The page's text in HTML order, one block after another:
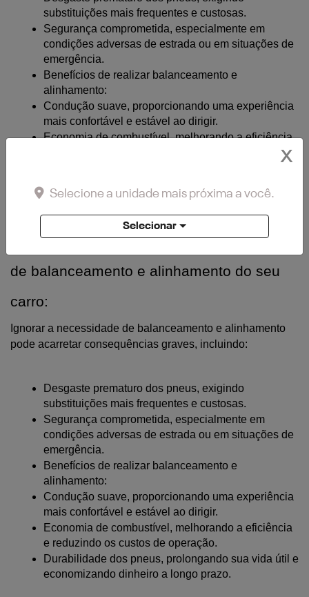
substituições mais frequentes e custosas.
Segurança comprometida, especialmente em
condições adversas de estrada ou em situações de
emergência.
Benefícios de realizar balanceamento e
alinhamento:
Condução suave, proporcionando uma experiência
mais confortável e estável ao dirigir.
Economia de combustível, melhorando a eficiência
Os riscos de negligenciar a necessidade
de balanceamento e alinhamento do seu
carro:
Ignorar a necessidade de balanceamento e alinhamento
pode acarretar consequências graves, incluindo:
Desgaste prematuro dos pneus, exigindo
substituições mais frequentes e custosas.
Segurança comprometida, especialmente em
condições adversas de estrada ou em situações de
emergência.
Benefícios de realizar balanceamento e
alinhamento:
Condução suave, proporcionando uma experiência
mais confortável e estável ao dirigir.
Economia de combustível, melhorando a eficiência
e reduzindo os custos de operação.
Durabilidade dos pneus, prolongando sua vida útil e
economizando dinheiro a longo prazo.
X
Selecione a unidade mais próxima a você.
Selecionar